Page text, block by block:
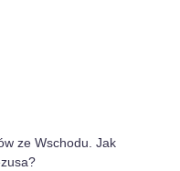
ze Wschodu. Jak